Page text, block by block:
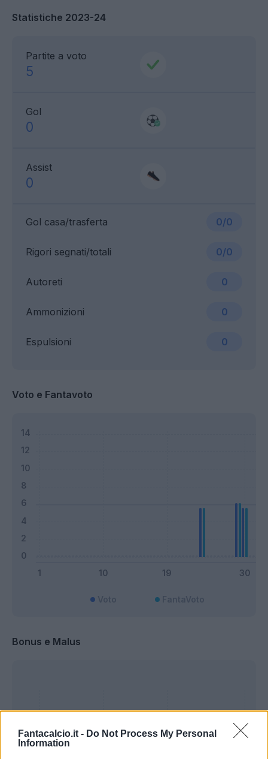
Fantacalcio.it - Do Not Process My Personal
Information
Statistiche 2023-24
Partite a voto
5
Gol
0
Assist
0
Gol casa/trasferta 0/0
Ammonizioni 0
Rigori segnati/totali 0/0
Espulsioni 0
Autoreti 0
Voto e Fantavoto
Bonus e Malus